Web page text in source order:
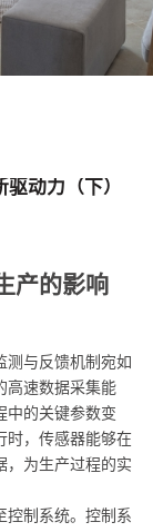
动力（下）
产的影响
测与反馈机制宛如
高速数据采集能
中的关键参数变
时，传感器能够在
，为生产过程的实
控制系统。控制系